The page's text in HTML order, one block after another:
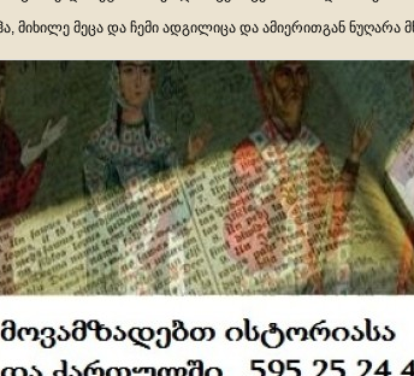
მიხილე მეცა და ჩემი ადგილიცა და ამიერითგან ნუღარა